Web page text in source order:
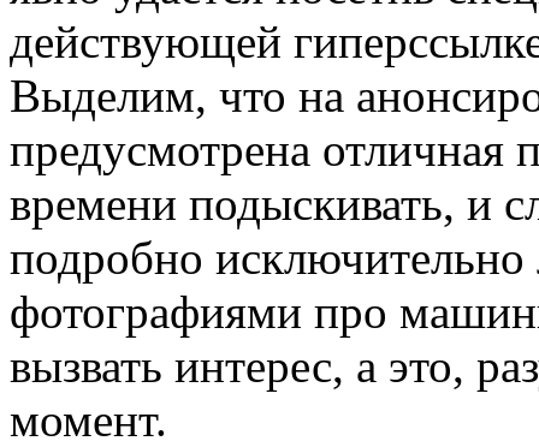
действующей
Выделим, что на
предусмотрена отличная
времени подыскивать, и
подробно
фотографиями про
вызвать интерес, а это,
момент.